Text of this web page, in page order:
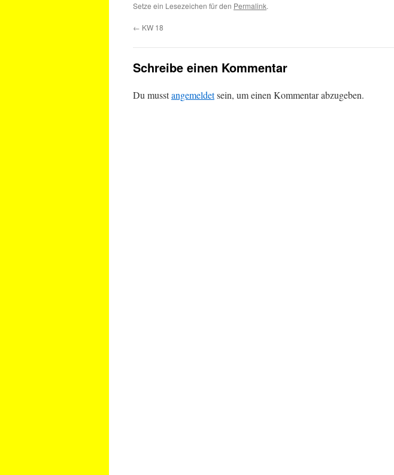
Setze ein Lesezeichen für den Permalink.
← KW 18
Schreibe einen Kommentar
Du musstangemeldetsein, um einen Kommentar abzugeben.